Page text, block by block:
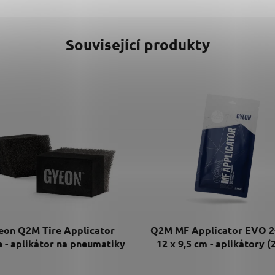
Související produkty
Q2M Tire Applicator
- aplikátor na pneumatiky
Q2M MF Applicator EVO
12 x 9,5 cm - aplikátory